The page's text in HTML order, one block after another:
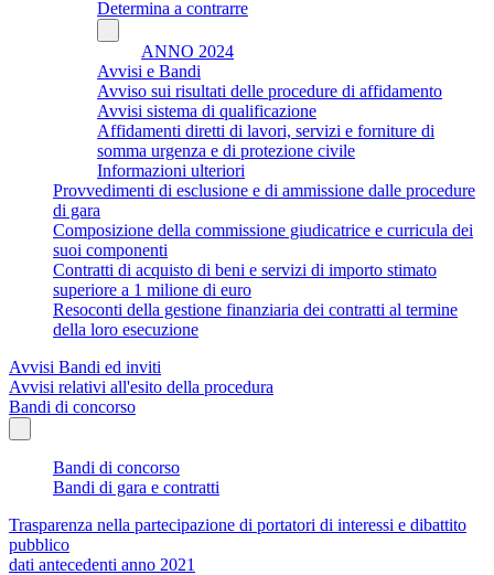
Determina a contrarre
ANNO 2024
Avvisi e Bandi
Avviso sui risultati delle procedure di affidamento
Avvisi sistema di qualificazione
Affidamenti diretti di lavori, servizi e forniture di
somma urgenza e di protezione civile
Informazioni ulteriori
Provvedimenti di esclusione e di ammissione dalle procedure
di gara
Composizione della commissione giudicatrice e curricula dei
suoi componenti
Contratti di acquisto di beni e servizi di importo stimato
superiore a 1 milione di euro
Resoconti della gestione finanziaria dei contratti al termine
della loro esecuzione
Avvisi Bandi ed inviti
Avvisi relativi all'esito della procedura
Bandi di concorso
Bandi di concorso
Bandi di gara e contratti
Trasparenza nella partecipazione di portatori di interessi e dibattito
pubblico
dati antecedenti anno 2021